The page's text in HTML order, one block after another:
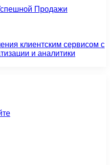
Продажи
клиентским сервисом с
и аналитики